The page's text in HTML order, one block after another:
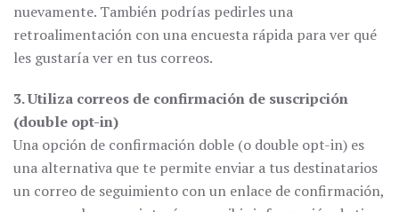
nuevamente. También podrías pedirles una
retroalimentación con una encuesta rápida para ver qué
les gustaría ver en tus correos.
3. Utiliza correos de confirmación de suscripción
(double opt-in)
Una opción de confirmación doble (o double opt-in) es
una alternativa que te permite enviar a tus destinatarios
un correo de seguimiento con un enlace de confirmación,